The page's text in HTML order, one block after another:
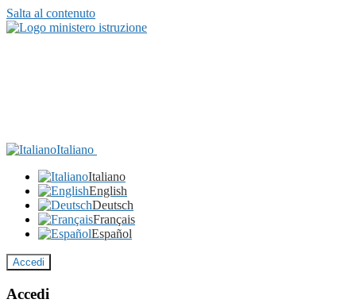
Salta al contenuto
Italiano
Italiano
English
Deutsch
Français
Español
Accedi
Accedi